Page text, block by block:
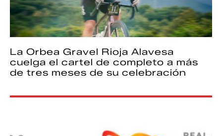
La Orbea Gravel Rioja Alavesa
cuelga el cartel de completo a más
de tres meses de su celebración